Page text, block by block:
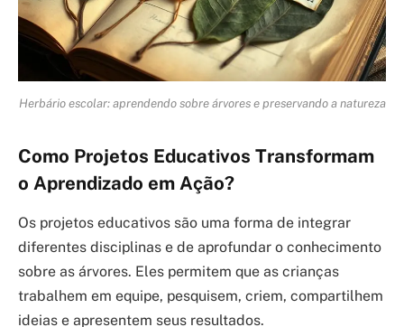
Herbário escolar: aprendendo sobre árvores e preservando a natureza
Como Projetos Educativos Transformam
o Aprendizado em Ação?
Os projetos educativos são uma forma de integrar
diferentes disciplinas e de aprofundar o conhecimento
sobre as árvores. Eles permitem que as crianças
trabalhem em equipe, pesquisem, criem, compartilhem
ideias e apresentem seus resultados.